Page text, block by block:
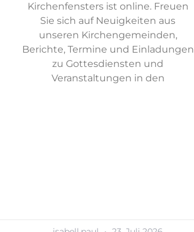
Kirchenfensters ist online. Freuen
Sie sich auf Neuigkeiten aus
unseren Kirchengemeinden,
Berichte, Termine und Einladungen
zu Gottesdiensten und
Veranstaltungen in den